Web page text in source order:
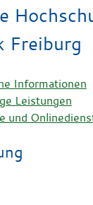
Freiburg
Informationen
Leistungen
und